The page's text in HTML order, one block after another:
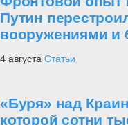
Путин
вооружениями и
4 августа Статьи
«Буря» над
которой сотни